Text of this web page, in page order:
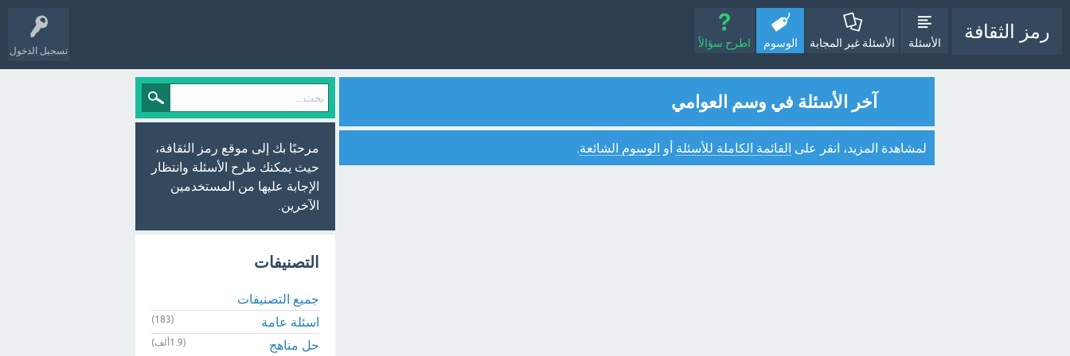
تسجيل الدخول
رمز الثقافة
الأسئلة الأسئلة غير المجابة الوسوم اطرح سؤالاً
آخر الأسئلة في وسم العوامي
لمشاهدة المزيد، انقر على القائمة الكاملة للأسئلة أو الوسوم الشائعة
مرحبًا بك إلى موقع رمز الثقافة،
حيث يمكنك طرح الأسئلة وانتظار
الإجابة عليها من المستخدمين
الآخرين.
التصنيفات
جميع التصنيفات
اسئلة عامة
(183)
حل مناهج (1.9ألف)